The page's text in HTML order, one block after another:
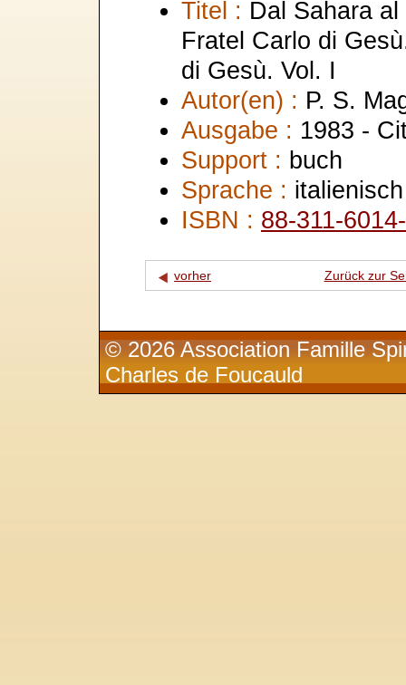
Titel : Dal Sahara
Fratel Carlo di
di Gesù. Vol. I
Autor(en) : P. S.
Ausgabe : 1983 -
Support : buch
Sprache : italienisch
ISBN : 88-311-
vorher Zurück zur
© 2026 Association Famille
Charles de Foucauld